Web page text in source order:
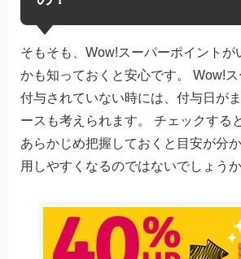
そもそも、Wow!スーパーポイントが
かも知っておくと安心です。 Wow!
付与されていない時には、付与日が
ースも考えられます。 チェックする
あらかじめ把握しておくと目安が分
用しやすくなるのではないでしょうか